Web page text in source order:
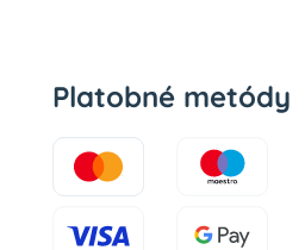
Platobné metódy